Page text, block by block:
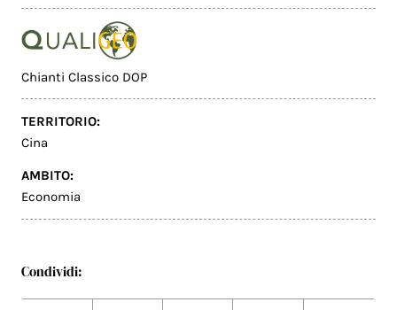
Chianti Classico DOP
TERRITORIO:
Cina
AMBITO:
Economia
Condividi: